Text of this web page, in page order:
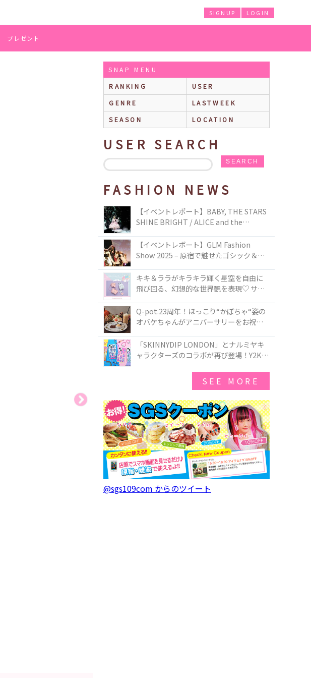
LOGIN
SIGNUP
プレゼント
SNAP MENU
RANKING
USER
GENRE
LASTWEEK
SEASON
LOCATION
USER SEARCH
SEARCH
FASHION NEWS
【イベントレポート】BABY, THE STARS
SHINE BRIGHT / ALICE and the
TOKYO
【イベントレポート】GLM Fashion
Show 2025 – 原宿で魅せたゴシック＆ロ
キキ＆ララがキラキラ輝く星空を自由に
飛び回る、幻想的な世界観を表現♡ サマ
50周年アニバーサリーイヤー』を記念し
たコレクションが登場
Q-pot.23周年！ほっこり“かぼちゃ“姿の
オバケちゃんがアニバーサリーをお祝い
ー」が新発売！Q-pot CAFE.では「かぼち
ゃのオバケーキプレート」も登場
「SKINNYDIP LONDON」とナルミヤキ
ャラクターズのコラボが再び登場！Y2Kム
SEE MORE
@sgs109com からのツイート